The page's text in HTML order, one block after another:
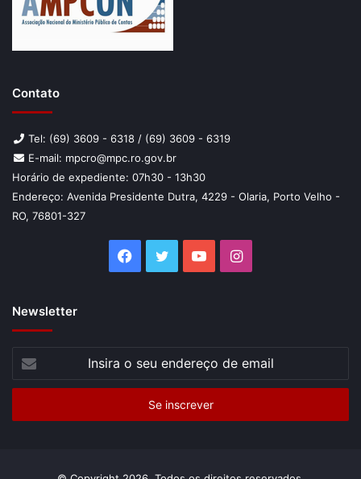
Contato
Tel: (69) 3609 - 6318 / (69) 3609 - 6319
E-mail: mpcro@mpc.ro.gov.br
Horário de expediente: 07h30 - 13h30
Endereço: Avenida Presidente Dutra, 4229 - Olaria, Porto Velho -
RO, 76801-327
Facebook
TwitterYouTubeInstagram
Newsletter
seu
de